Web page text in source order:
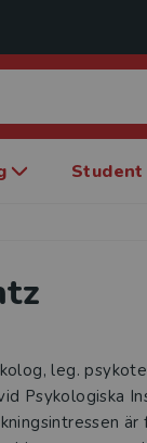
Student
leg.
Psykologiska